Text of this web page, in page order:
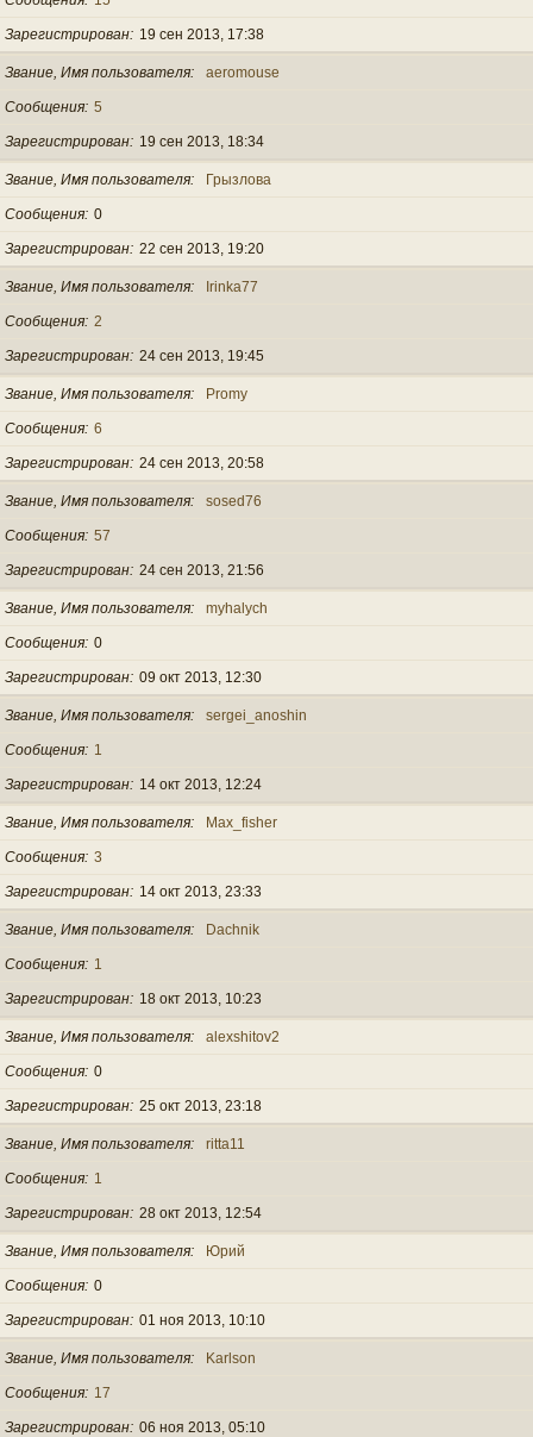
Зарегистрирован 19 сен 2013, 17:38
Звание, Имя пользователя aeromouse
Сообщения 5
Зарегистрирован 19 сен 2013, 18:34
Звание, Имя пользователя Грызлова
Сообщения 0
Зарегистрирован 22 сен 2013, 19:20
Звание, Имя пользователя Irinka77
Сообщения 2
Зарегистрирован 24 сен 2013, 19:45
Звание, Имя пользователя Promy
Сообщения 6
Зарегистрирован 24 сен 2013, 20:58
Звание, Имя пользователя sosed76
Сообщения 57
Зарегистрирован 24 сен 2013, 21:56
Звание, Имя пользователя myhalych
Сообщения 0
Зарегистрирован 09 окт 2013, 12:30
Звание, Имя пользователя sergei_anoshin
Сообщения 1
Зарегистрирован 14 окт 2013, 12:24
Звание, Имя пользователя Max_fisher
Сообщения 3
Зарегистрирован 14 окт 2013, 23:33
Звание, Имя пользователя Dachnik
Сообщения 1
Зарегистрирован 18 окт 2013, 10:23
Звание, Имя пользователя alexshitov2
Сообщения 0
Зарегистрирован 25 окт 2013, 23:18
Звание, Имя пользователя ritta11
Сообщения 1
Зарегистрирован 28 окт 2013, 12:54
Звание, Имя пользователя Юрий
Сообщения 0
Зарегистрирован 01 ноя 2013, 10:10
Звание, Имя пользователя Karlson
Сообщения 17
Зарегистрирован 06 ноя 2013, 05:10